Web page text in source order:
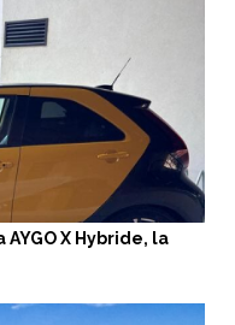
X Hybride, la